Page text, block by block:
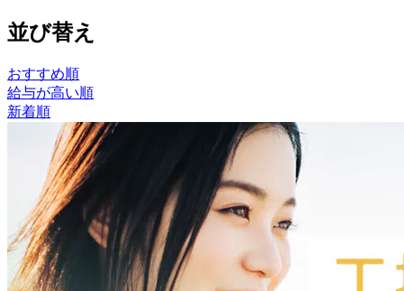
並び替え
おすすめ順
給与が高い順
新着順